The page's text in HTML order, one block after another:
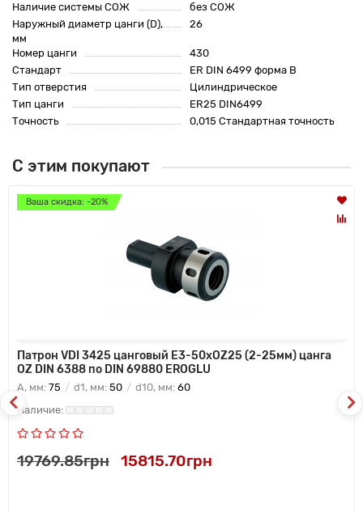
Наличие системы СОЖ
без СОЖ
Наружный диаметр цанги (D),
мм
26
Номер цанги
430
Стандарт
ER DIN 6499 форма B
Тип отверстия
Цилиндрическое
Тип цанги
ER25 DIN6499
Точность
0,015 Стандартная точность
С этим покупают
Ваша скидка: -20%
Патрон VDI 3425 цанговый E3-50xOZ25 (2-25мм) цанга
OZ DIN 6388 по DIN 69880 EROGLU
A, мм: 75 d1, мм: 50 d10, мм: 60
19769.85грн 15815.70грн